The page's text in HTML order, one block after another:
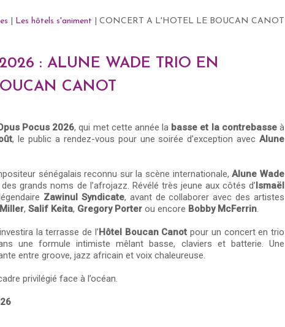
Les hôtels s'animent | CONCERT A L'HOTEL LE BOUCAN CANOT
: ALUNE WADE TRIO EN
CANOT
Pocus 2026, qui met cette année la basse et la contrebasseà
, le public a rendez-vous pour une soirée d’exception avecAlune
sénégalais reconnu sur la scène internationale,Alune Wade
grands noms de l’afrojazz. Révélé très jeune aux côtés d’Ismaël
Zawinul Syndicate, avant de collaborer avec des artistes
, Salif Keita, Gregory Porter ou encore Bobby McFerrin.
la terrasse de l’Hôtel Boucan Canot pour un concert en trio
une formule intimiste mêlant basse, claviers et batterie. Une
entre groove, jazz africain et voix chaleureuse.
privilégié face à l’océan.